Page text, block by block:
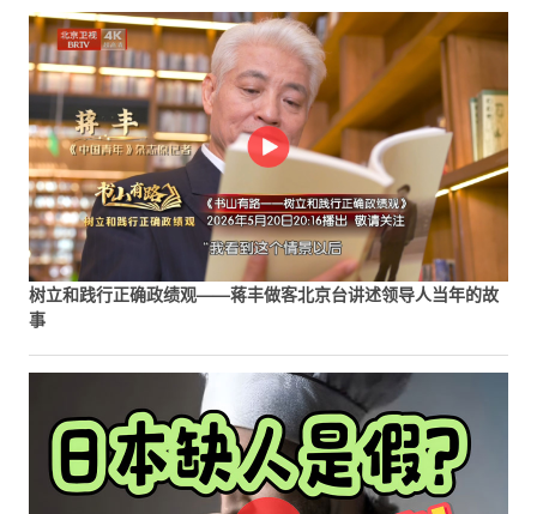
树立和践行正确政绩观——蒋丰做客北京台讲述领导人当年的故
事